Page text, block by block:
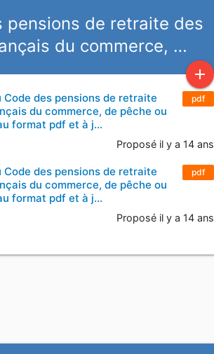
pensions de retraite des
du commerce, …
add
pdf
Code des pensions de retraite
du commerce, de pêche ou
format pdf et à j…
Proposé il y a 14 ans
pdf
Code des pensions de retraite
du commerce, de pêche ou
format pdf et à j…
Proposé il y a 14 ans